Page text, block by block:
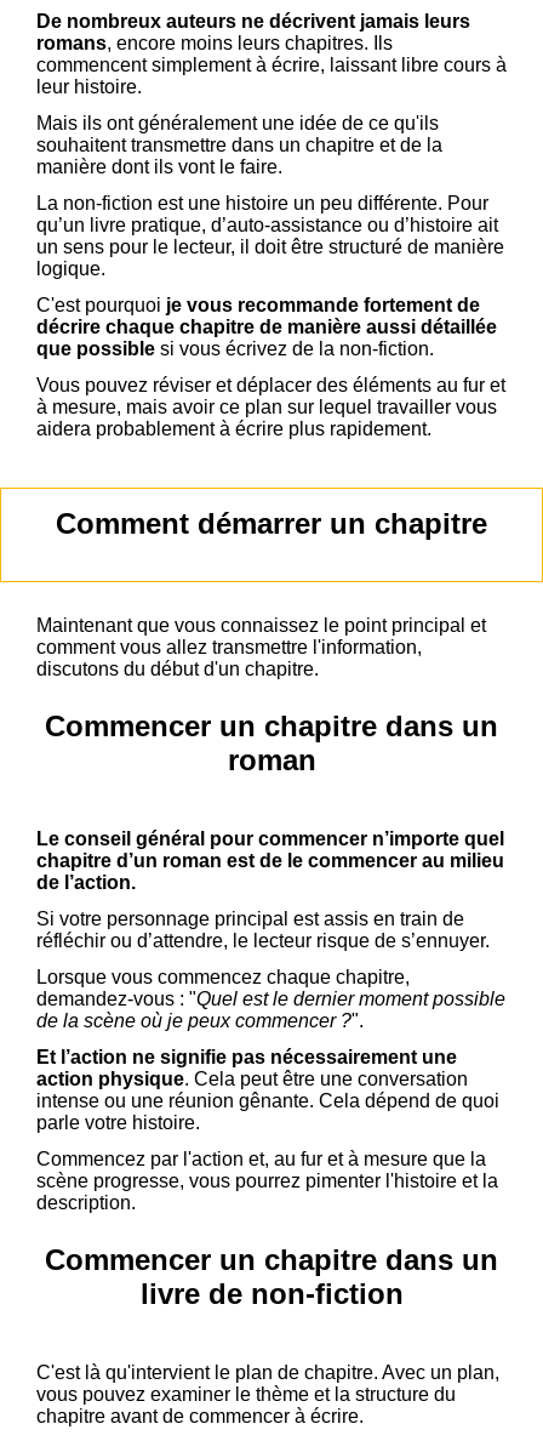
De nombreux auteurs ne décrivent jamais leurs
romans, encore moins leurs chapitres. Ils
commencent simplement à écrire, laissant libre cours à
leur histoire.
Mais ils ont généralement une idée de ce qu'ils
souhaitent transmettre dans un chapitre et de la
manière dont ils vont le faire.
La non-fiction est une histoire un peu différente. Pour
qu’un livre pratique, d’auto-assistance ou d’histoire ait
un sens pour le lecteur, il doit être structuré de manière
logique.
C'est pourquoi je vous recommande fortement de
décrire chaque chapitre de manière aussi détaillée
que possible si vous écrivez de la non-fiction.
Vous pouvez réviser et déplacer des éléments au fur et
à mesure, mais avoir ce plan sur lequel travailler vous
aidera probablement à écrire plus rapidement.
Comment démarrer un chapitre
Maintenant que vous connaissez le point principal et
comment vous allez transmettre l'information,
discutons du début d'un chapitre.
Commencer un chapitre dans un
roman
Le conseil général pour commencer n’importe quel
chapitre d’un roman est de le commencer au milieu
de l’action.
Si votre personnage principal est assis en train de
réfléchir ou d’attendre, le lecteur risque de s’ennuyer.
Lorsque vous commencez chaque chapitre,
demandez-vous : "Quel est le dernier moment possible
de la scène où je peux commencer ?".
Et l’action ne signifie pas nécessairement une
action physique. Cela peut être une conversation
intense ou une réunion gênante. Cela dépend de quoi
parle votre histoire.
Commencez par l'action et, au fur et à mesure que la
scène progresse, vous pourrez pimenter l'histoire et la
description.
Commencer un chapitre dans un
livre de non-fiction
C'est là qu'intervient le plan de chapitre. Avec un plan,
vous pouvez examiner le thème et la structure du
chapitre avant de commencer à écrire.